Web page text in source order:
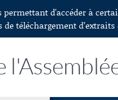
d'accéder à
téléchargement